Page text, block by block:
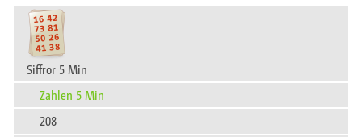
Siffror 5 Min
Zahlen 5 Min
208